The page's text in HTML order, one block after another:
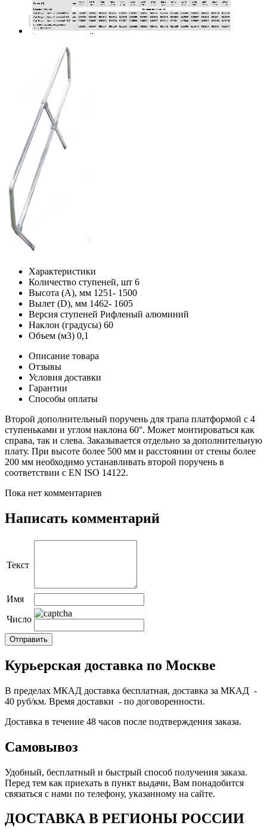
Характеристики
Количество ступеней, шт 6
Высота (А), мм 1251- 1500
Вылет (D), мм 1462- 1605
Версия ступеней Рифленый алюминий
Наклон (градусы) 60
Объем (м3) 0,1
Описание товара
Отзывы
Условия доставки
Гарантии
Способы оплаты
Второй дополнительный поручень для трапа платформой с 4
ступеньками и углом наклона 60°. Может монтироваться как
справа, так и слева. Заказывается отдельно за дополнительную
плату. При высоте более 500 мм и расстоянии от стены более
200 мм необходимо устанавливать второй поручень в
соответствии с EN ISO 14122.
Пока нет комментариев
Написать комментарий
Текст
Имя
Число
Курьерская доставка по Москве
В пределах МКАД доставка бесплатная, доставка за МКАД -
40 руб/км. Время доставки - по договоренности.
Доставка в течение 48 часов после подтверждения заказа.
Самовывоз
Удобный, бесплатный и быстрый способ получения заказа.
Перед тем как приехать в пункт выдачи, Вам понадобится
связаться с нами по телефону, указанному на сайте.
ДОСТАВКА В РЕГИОНЫ РОССИИ